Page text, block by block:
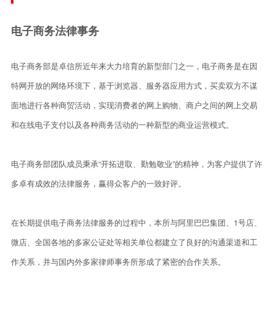
电子商务法律事务
电子商务部是卓信所近年来大力培育的新型部门之一，电子商务是在因
特网开放的网络环境下，基于浏览器、服务器应用方式，买卖双方不谋
面地进行各种商贸活动，实现消费者的网上购物、商户之间的网上交易
和在线电子支付以及各种商务活动的一种新型的商业运营模式。
电子商务部团队成员秉承“开拓进取、勤勉敬业”的精神，为客户提供了许
多卓有成效的法律服务，赢得众客户的一致好评。
在长期提供电子商务法律服务的过程中，本所与阿里巴巴集团、1号店、
微店、全国各地的多家公证处等相关单位都建立了良好的沟通渠道和工
作关系，并与国内外多家律师事务所形成了紧密的合作关系。